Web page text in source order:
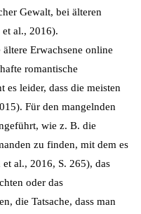
Gewalt, bei älteren
et al., 2016).
Erwachsene online
romantische
es leider, dass die meisten
Für den mangelnden
wie z. B. die
zu finden, mit dem es
al., 2016, S. 265), das
oder das
die Tatsache, dass man